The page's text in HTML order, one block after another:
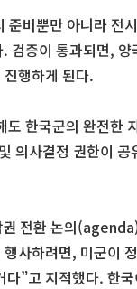
준비뿐만 아니라
검증이 통과되면,
행하게 된다.
도 한국군의 완전한
의사결정 권한이
전환 논의
사하려면, 미군이
”고 지적했다. 한